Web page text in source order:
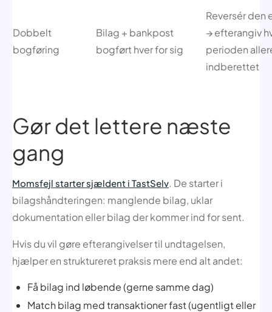
Dobbelt
bogføring
Bilag + bankpost
bogført hver for sig
Reversér den
→ efterangiv
perioden
indberettet
Gør det lettere næste
gang
Momsfejl starter sjældent i TastSelv. De starter i
bilagshåndteringen: manglende bilag, uklar
dokumentation eller bilag der kommer ind for sent.
Hvis du vil gøre efterangivelser til undtagelsen,
hjælper en struktureret praksis mere end alt andet:
Få bilag ind løbende (gerne samme dag)
Match bilag med transaktioner fast (ugentligt eller